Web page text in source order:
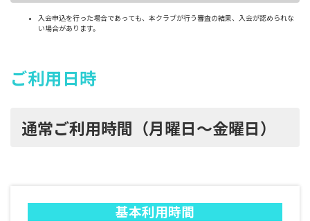
入会申込を行った場合であっても、本クラブが行う審査の結果、入会が認められな
い場合があります。
ご利用日時
通常ご利用時間（月曜日～金曜日）
基本利用時間